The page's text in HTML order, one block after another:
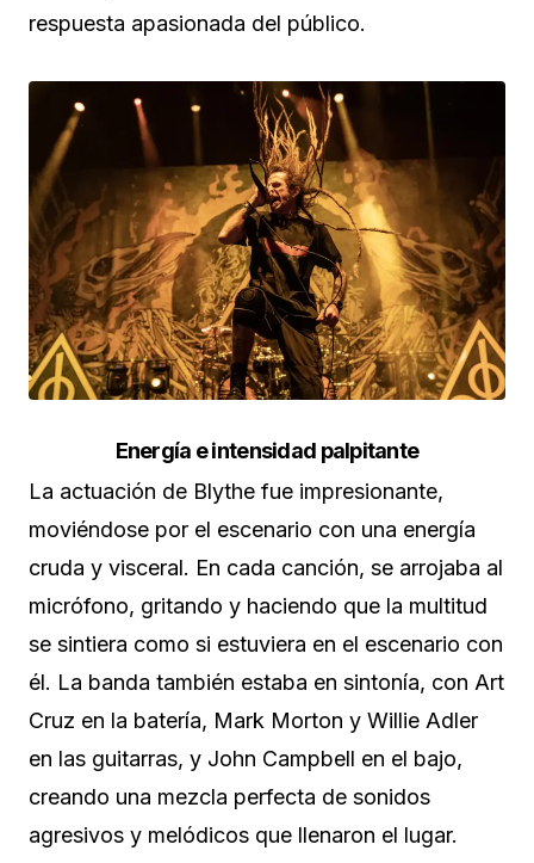
respuesta apasionada del público.
Energía e intensidad palpitante
La actuación de Blythe fue impresionante,
moviéndose por el escenario con una energía
cruda y visceral. En cada canción, se arrojaba al
micrófono, gritando y haciendo que la multitud
se sintiera como si estuviera en el escenario con
él. La banda también estaba en sintonía, con Art
Cruz en la batería, Mark Morton y Willie Adler
en las guitarras, y John Campbell en el bajo,
creando una mezcla perfecta de sonidos
agresivos y melódicos que llenaron el lugar.